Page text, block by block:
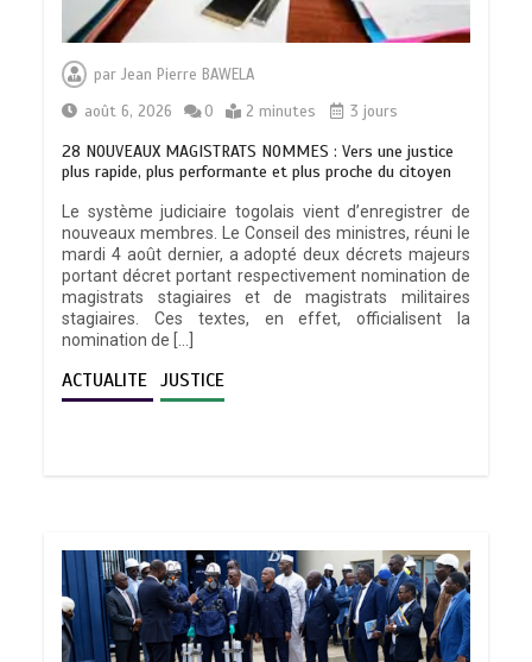
parJean Pierre BAWELA
août 6, 2026
0 2 minutes 3 jours
28 NOUVEAUX MAGISTRATS NOMMES : Vers une justice
plus rapide, plus performante et plus proche du citoyen
Le système judiciaire togolais vient d’enregistrer de
nouveaux membres. Le Conseil des ministres, réuni le
mardi 4 août dernier, a adopté deux décrets majeurs
portant décret portant respectivement nomination de
magistrats stagiaires et de magistrats militaires
stagiaires. Ces textes, en effet, officialisent la
nomination de […]
ACTUALITE JUSTICE